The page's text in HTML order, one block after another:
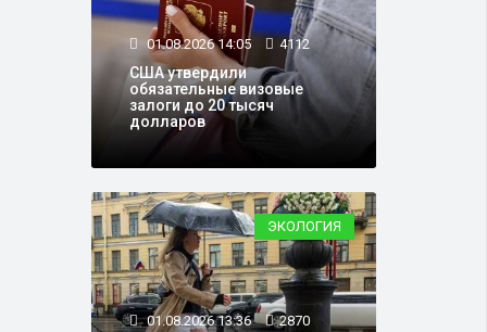
01.08.2026 14:05 4112
США утвердили
обязательные визовые
залоги до 20 тысяч
долларов
ЭКОЛОГИЯ
01.08.2026 13:36 2870